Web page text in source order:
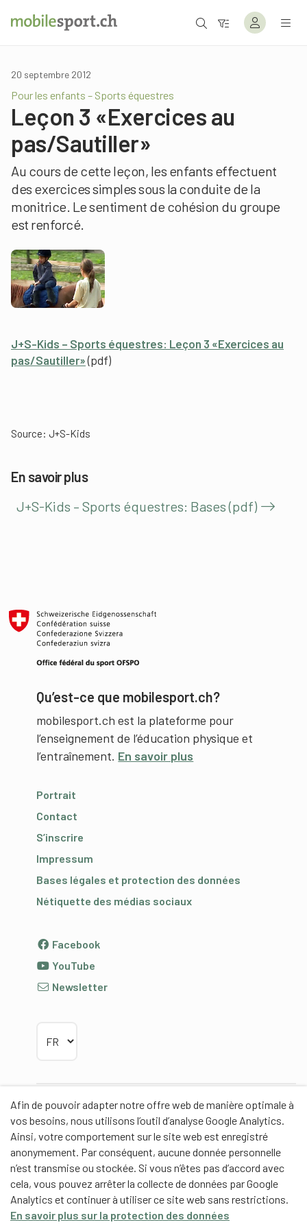
Afin de pouvoir adapter notre offre web de manière optimale à
vos besoins, nous utilisons l’outil d’analyse Google Analytics.
Ainsi, votre comportement sur le site web est enregistré
anonymement. Par conséquent, aucune donnée personnelle
n’est transmise ou stockée. Si vous n’êtes pas d’accord avec
cela, vous pouvez arrêter la collecte de données par Google
Analytics et continuer à utiliser ce site web sans restrictions.
En savoir plus sur la protection des données
20 septembre 2012
Pour les enfants – Sports équestres
Leçon 3 «Exercices au
pas/Sautiller»
Au cours de cette leçon, les enfants effectuent
des exercices simples sous la conduite de la
monitrice. Le sentiment de cohésion du groupe
est renforcé.
J+S-Kids – Sports équestres: Leçon 3 «Exercices au
pas/Sautiller»(pdf)
Source: J+S-Kids
En savoir plus
J+S-Kids – Sports équestres: Bases (pdf)
Qu’est-ce que mobilesport.ch?
mobilesport.ch est la plateforme pour
l’enseignement de l’éducation physique et
l’entraînement. En savoir plus
Portrait
Contact
S’inscrire
Impressum
Bases légales et protection des données
Nétiquette des médias sociaux
Facebook
YouTube
Newsletter
Partenaires
Partenaires de contenus
Haute école fédérale de sport de Macolin HEFSM